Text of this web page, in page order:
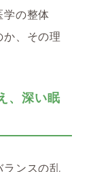
学の整体
、その理
、深い眠
ンスの乱